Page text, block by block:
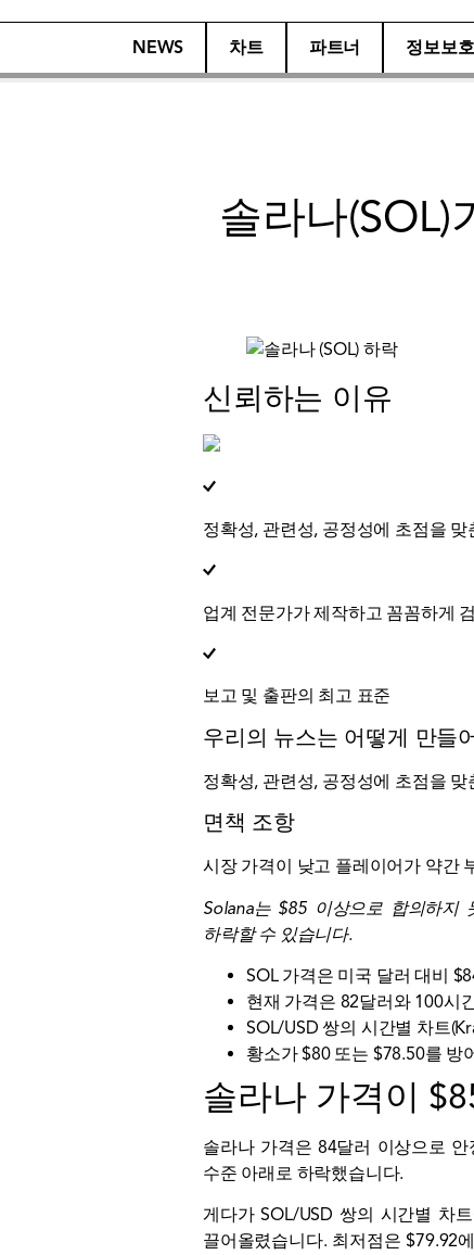
NEWS 차트 파트너 정보보호
솔라나
신뢰하는 이유
정확성, 관련성, 공정성에 초점을 맞
업계 전문가가 제작하고 꼼꼼하게
보고 및 출판의 최고 표준
우리의 뉴스는 어떻게 만들
정확성, 관련성, 공정성에 초점을 맞
면책 조항
시장 가격이 낮고 플레이어가 약간
Solana는 $85 이상으로 합의하지
하락할 수 있습니다.
SOL 가격은 미국 달러 대비
현재 가격은 82달러와 100시
SOL/USD 쌍의 시간별 차트
황소가 $80 또는 $78.50를 방
솔라나 가격이
솔라나 가격은 84달러 이상으로
수준 아래로 하락했습니다.
게다가 SOL/USD 쌍의 시간별 차
끌어올렸습니다. 최저점은 $79.92